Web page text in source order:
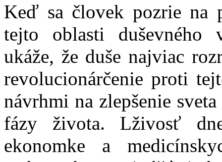
Keď sa človek pozrie na
tejto oblasti duševného
ukáže, že duše najviac
revolucionárčenie proti
návrhmi na zlepšenie
fázy života. Lživosť
ekonomke a